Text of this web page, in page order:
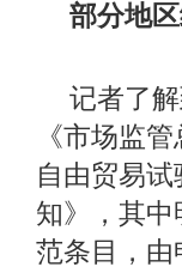
部分地
记者了
《市场监
自由贸易
知》，其
范条目，由